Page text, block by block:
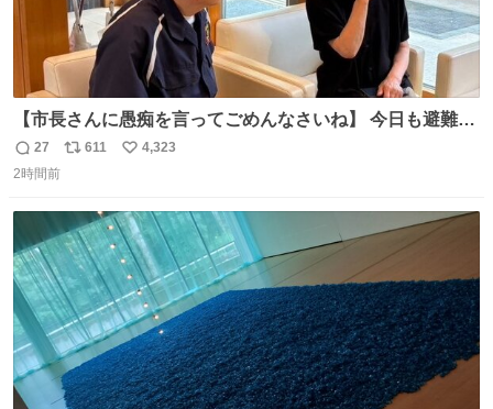
【市長さんに愚痴を言ってごめんなさいね】 今日も避難所
を回り、皆さんのお話を伺いました。 少し辛そうな表情を
されていた高齢の女性に、「どうぞ遠慮なく、何でも話し
返
信
27
リ
ト
数
611
い
数
4,323
2時間前